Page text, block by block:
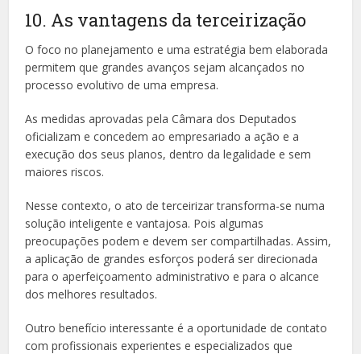
10. As vantagens da terceirização
O foco no planejamento e uma estratégia bem elaborada
permitem que grandes avanços sejam alcançados no
processo evolutivo de uma empresa.
As medidas aprovadas pela Câmara dos Deputados
oficializam e concedem ao empresariado a ação e a
execução dos seus planos, dentro da legalidade e sem
maiores riscos.
Nesse contexto, o ato de terceirizar transforma-se numa
solução inteligente e vantajosa. Pois algumas
preocupações podem e devem ser compartilhadas. Assim,
a aplicação de grandes esforços poderá ser direcionada
para o aperfeiçoamento administrativo e para o alcance
dos melhores resultados.
Outro benefício interessante é a oportunidade de contato
com profissionais experientes e especializados que